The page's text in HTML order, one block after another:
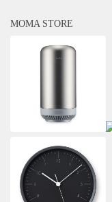
MOMA STORE